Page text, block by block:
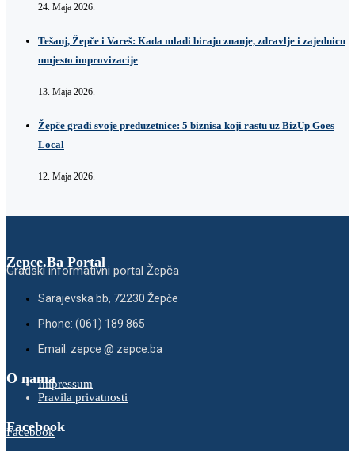
24. Maja 2026.
Tešanj, Žepče i Vareš: Kada mladi biraju znanje, zdravlje i zajednicu
umjesto improvizacije
13. Maja 2026.
Žepče gradi svoje preduzetnice: 5 biznisa koji rastu uz BizUp Goes
Local
12. Maja 2026.
Zepce.Ba Portal
Gradski informativni portal Žepča
Sarajevska bb, 72230 Žepče
Phone: (061) 189 865
Email: zepce @ zepce.ba
O namaImpressum
Pravila privatnosti
Facebook
Facebook